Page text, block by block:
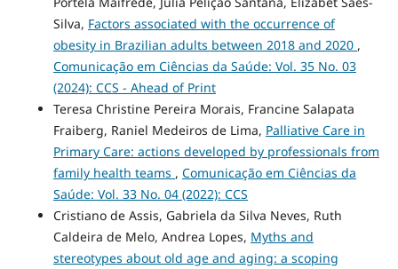
Silva, Factors associated with the occurrence of
obesity in Brazilian adults between 2018 and 2020 ,
Comunicação em Ciências da Saúde: Vol. 35 No. 03
(2024): CCS - Ahead of Print
Teresa Christine Pereira Morais, Francine Salapata
Fraiberg, Raniel Medeiros de Lima, Palliative Care in
Primary Care: actions developed by professionals from
family health teams , Comunicação em Ciências da
Saúde: Vol. 33 No. 04 (2022): CCS
Cristiano de Assis, Gabriela da Silva Neves, Ruth
Caldeira de Melo, Andrea Lopes, Myths and
stereotypes about old age and aging: a scoping